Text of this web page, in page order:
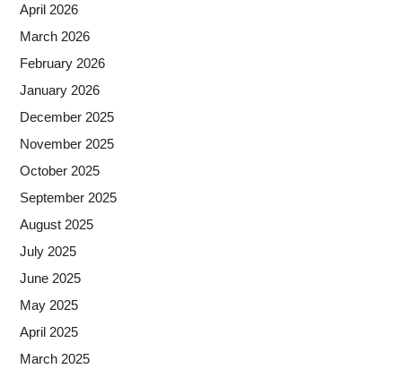
April 2026
March 2026
February 2026
January 2026
December 2025
November 2025
October 2025
September 2025
August 2025
July 2025
June 2025
May 2025
April 2025
March 2025